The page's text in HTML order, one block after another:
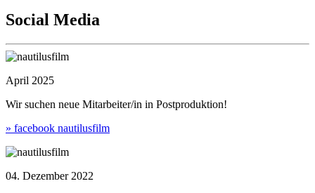
Social Media
April 2025
Wir suchen neue Mitarbeiter/in in Postproduktion!
» facebook nautilusfilm
04. Dezember 2022